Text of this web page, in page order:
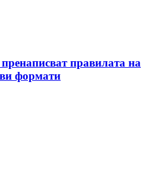
правилата на
формати